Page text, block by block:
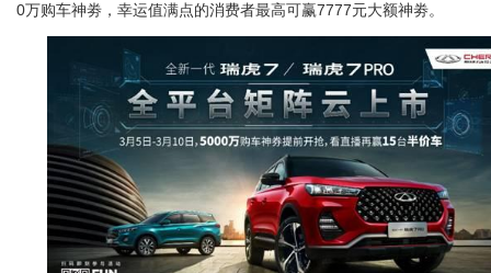
0万购车神劵，幸运值满点的消费者最高可赢7777元大额神劵。